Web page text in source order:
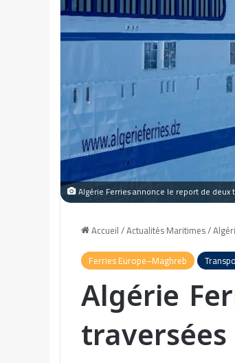
Algérie Ferries annonce le report de
Accueil/Actualités Maritimes/
Ferries Europe–Maghreb
Algérie